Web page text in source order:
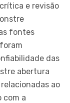
e revisão
fontes
das
abertura
ao
com a